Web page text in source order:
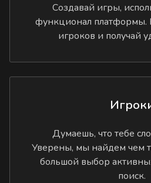
Создавай игры,
функционал платформы.
игроков и получай
Думаешь, что тебе
Уверены, мы найдем чем
большой выбор
поиск.